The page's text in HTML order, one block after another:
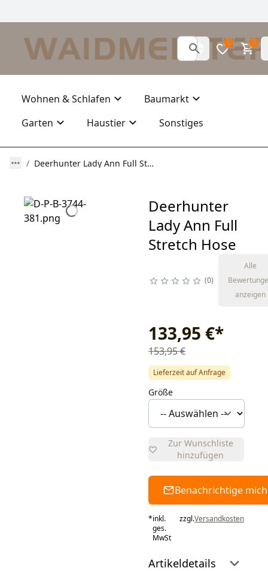
0 0
Wohnen & Schlafen
Baumarkt
Garten
Haustier Sonstiges
Deerhunter Lady Ann Full Stretch Hose
Deerhunter
Lady Ann Full
Stretch Hose
0
Alle
anzeigen
133,95 €*
153,95 €
Lieferzeit auf Anfrage
Größe
Zur Wunschliste
hinzufügen
Benachrichtige mich
*inkl.
ges.
MwSt
zzgl.Versandkosten
Artikeldetails